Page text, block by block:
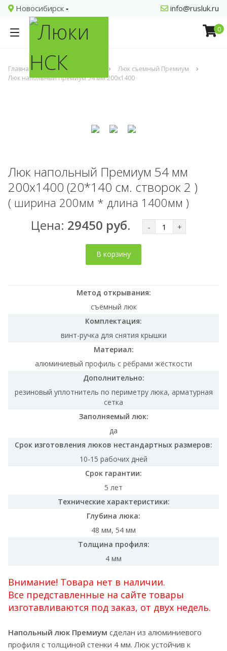
Новосибирск info@rusluk.ru
0
Главная Напольные люки
Люк съемный Премиум
Люк напольный Премиум 54 мм 200х1400
Люк напольный Премиум 54 мм
200х1400 (20*140 см. створок 2 )
( ширина 200мм * длина 1400мм )
Цена: 29450 руб. - +
В корзину
Метод открывания:
съёмный люк
Комплектация:
винт-ручка для снятия крышки
Материал:
алюминиевый профиль с рёбрами жёсткости
Дополнительно:
резиновый уплотнитель по периметру люка, арматурная
сетка
Заполняемый люк:
да
Срок изготовления люков нестандартных размеров:
10-15 рабочих дней
Срок гарантии:
5 лет
Технические характеристики:
Глубина люка:
48 мм, 54 мм
Толщина профиля:
4 мм
Внимание! Товара нет в наличии.
Все представленные на сайте товары
изготавливаются под заказ, от двух недель.
Напольный люк Премиум сделан из алюминиевого
профиля с толщиной стенки 4 мм. Люк устойчив к